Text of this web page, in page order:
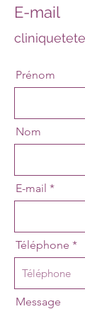
E-mail
Prénom
Nom
E-mail
Téléphone
Message